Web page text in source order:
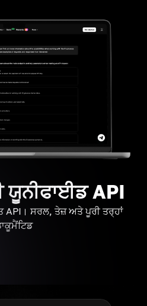
API
ਸਰਲ, ਤੇਜ਼ ਅਤੇ ਪੂਰੀ ਤਰ੍ਹਾਂ